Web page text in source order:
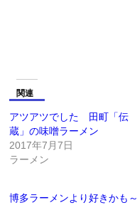
関連
アツアツでした 田町「伝
蔵」の味噌ラーメン
2017年7月7日
ラーメン
博多ラーメンより好きかも～